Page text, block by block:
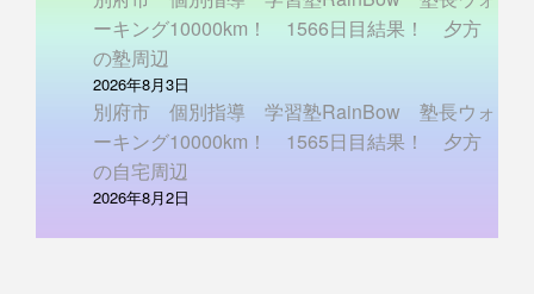
ーキング10000km！ 1566日目結果！ 夕方
の塾周辺
2026年8月3日
別府市 個別指導 学習塾RainBow 塾長ウォ
ーキング10000km！ 1565日目結果！ 夕方
の自宅周辺
2026年8月2日